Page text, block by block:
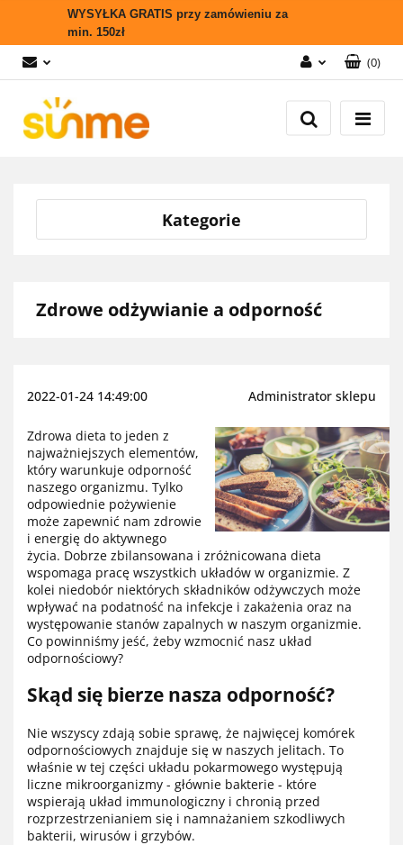
WYSYŁKA GRATIS przy zamówieniu za
min. 150zł
Zaloguj się
Zarejestruj się
(0)
Kategorie
Zdrowe odżywianie a odporność
2022-01-24 14:49:00 Administrator sklepu
Zdrowa dieta to jeden z
najważniejszych elementów,
który warunkuje odporność
naszego organizmu. Tylko
odpowiednie pożywienie
może zapewnić nam zdrowie
i energię do aktywnego
życia. Dobrze zbilansowana i zróżnicowana dieta
wspomaga pracę wszystkich układów w organizmie. Z
kolei niedobór niektórych składników odżywczych może
wpływać na podatność na infekcje i zakażenia oraz na
występowanie stanów zapalnych w naszym organizmie.
Co powinniśmy jeść, żeby wzmocnić nasz układ
odpornościowy?
Skąd się bierze nasza odporność?
Nie wszyscy zdają sobie sprawę, że najwięcej komórek
odpornościowych znajduje się w naszych jelitach. To
właśnie w tej części układu pokarmowego występują
liczne mikroorganizmy - głównie bakterie - które
wspierają układ immunologiczny i chronią przed
rozprzestrzenianiem się i namnażaniem szkodliwych
bakterii, wirusów i grzybów.